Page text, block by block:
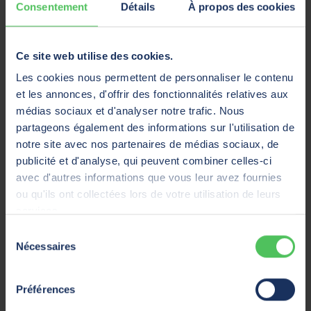
Consentement Détails À propos des cookies
Ce site web utilise des cookies.
Les cookies nous permettent de personnaliser le contenu
et les annonces, d'offrir des fonctionnalités relatives aux
médias sociaux et d'analyser notre trafic. Nous
partageons également des informations sur l'utilisation de
notre site avec nos partenaires de médias sociaux, de
publicité et d'analyse, qui peuvent combiner celles-ci
avec d'autres informations que vous leur avez fournies
ou qu'ils ont collectées lors de votre utilisation de leurs
Nécessaires
Préférences
exemptions
types de citernes pour le transport de
marchandises dangereuses
comportement routier d'un véhicule-citerne
avec marchandises dangereuses dans des
citernes
toute sécurité
transport et connaissance des gaz en citernes